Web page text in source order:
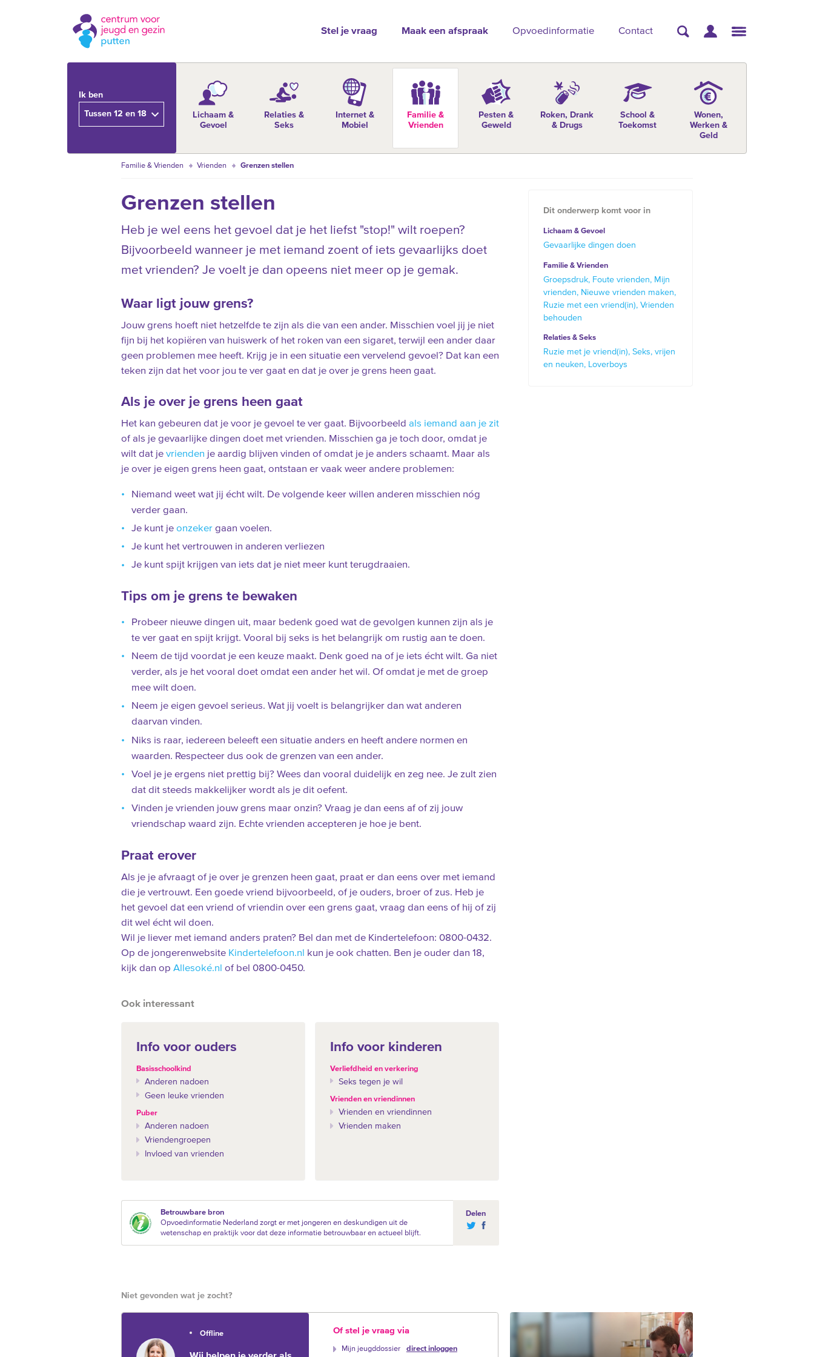
Stel je vraag Maak een afspraak Opvoedinformatie Contact
Ik ben
Tussen 12 en 18
Lichaam &
Gevoel
Relaties &
Seks
Internet &
Mobiel
Familie &
Vrienden
Pesten &
Geweld
Roken, Drank
& Drugs
School &
Toekomst
Wonen,
Werken &
Geld
Familie & Vrienden Vrienden Grenzen stellen
Grenzen stellen
Heb je wel eens het gevoel dat je het liefst "stop!" wilt roepen?
Bijvoorbeeld wanneer je met iemand zoent of iets gevaarlijks doet
met vrienden? Je voelt je dan opeens niet meer op je gemak.
Waar ligt jouw grens?
Jouw grens hoeft niet hetzelfde te zijn als die van een ander. Misschien voel jij je niet
fijn bij het kopiëren van huiswerk of het roken van een sigaret, terwijl een ander daar
geen problemen mee heeft. Krijg je in een situatie een vervelend gevoel? Dat kan een
teken zijn dat het voor jou te ver gaat en dat je over je grens heen gaat.
Als je over je grens heen gaat
Het kan gebeuren dat je voor je gevoel te ver gaat. Bijvoorbeeld als iemand aan je zit
of als je gevaarlijke dingen doet met vrienden. Misschien ga je toch door, omdat je
wilt dat je vrienden je aardig blijven vinden of omdat je je anders schaamt. Maar als
je over je eigen grens heen gaat, ontstaan er vaak weer andere problemen:
Niemand weet wat jij écht wilt. De volgende keer willen anderen misschien nóg
verder gaan.
Je kunt je onzekergaan voelen.
Je kunt het vertrouwen in anderen verliezen
Je kunt spijt krijgen van iets dat je niet meer kunt terugdraaien.
Tips om je grens te bewaken
Probeer nieuwe dingen uit, maar bedenk goed wat de gevolgen kunnen zijn als je
te ver gaat en spijt krijgt. Vooral bij seks is het belangrijk om rustig aan te doen.
Neem de tijd voordat je een keuze maakt. Denk goed na of je iets écht wilt. Ga niet
verder, als je het vooral doet omdat een ander het wil. Of omdat je met de groep
mee wilt doen.
Neem je eigen gevoel serieus. Wat jij voelt is belangrijker dan wat anderen
daarvan vinden.
Niks is raar, iedereen beleeft een situatie anders en heeft andere normen en
waarden. Respecteer dus ook de grenzen van een ander.
Voel je je ergens niet prettig bij? Wees dan vooral duidelijk en zeg nee. Je zult zien
dat dit steeds makkelijker wordt als je dit oefent.
Vinden je vrienden jouw grens maar onzin? Vraag je dan eens af of zij jouw
vriendschap waard zijn. Echte vrienden accepteren je hoe je bent.
Praat erover
Als je je afvraagt of je over je grenzen heen gaat, praat er dan eens over met iemand
die je vertrouwt. Een goede vriend bijvoorbeeld, of je ouders, broer of zus. Heb je
het gevoel dat een vriend of vriendin over een grens gaat, vraag dan eens of hij of zij
dit wel écht wil doen.
Wil je liever met iemand anders praten? Bel dan met de Kindertelefoon: 0800-0432.
Op de jongerenwebsite Kindertelefoon.nl
kun je ook chatten. Ben je ouder dan 18,
kijk dan op Allesoké.nl of bel 0800-0450.
Ook interessant
Info voor ouders
Basisschoolkind
Anderen nadoen
Geen leuke vrienden
Puber
Anderen nadoen
Vriendengroepen
Invloed van vrienden
Info voor kinderen
Verliefdheid en verkering
Seks tegen je wil
Vrienden en vriendinnen
Vrienden en vriendinnen
Vrienden maken
Betrouwbare bron
Opvoedinformatie Nederland zorgt er met jongeren en deskundigen uit de
wetenschap en praktijk voor dat deze informatie betrouwbaar en actueel blijft.
Delen
Dit onderwerp komt voor in
Lichaam & Gevoel
Gevaarlijke dingen doen
Familie & Vrienden
Groepsdruk Foute vrienden
Mijn
vrienden
Nieuwe vrienden maken
Ruzie met een vriend(in) Vrienden
behouden
Relaties & Seks
Ruzie met je vriend(in) Seks, vrijen
en neuken
Loverboys
Niet gevonden wat je zocht?
Offline Of stel je vraag via
Mijn jeugddossier direct inloggen